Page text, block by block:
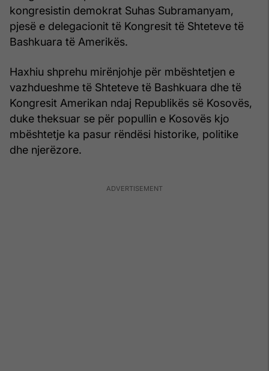
kongresistin demokrat Suhas Subramanyam,
pjesë e delegacionit të Kongresit të Shteteve të
Bashkuara të Amerikës.
Haxhiu shprehu mirënjohje për mbështetjen e
vazhdueshme të Shteteve të Bashkuara dhe të
Kongresit Amerikan ndaj Republikës së Kosovës,
duke theksuar se për popullin e Kosovës kjo
mbështetje ka pasur rëndësi historike, politike
dhe njerëzore.